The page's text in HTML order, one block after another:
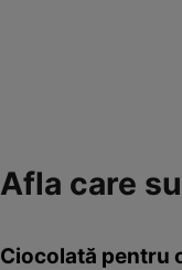
Afla care
Ciocolată pentru